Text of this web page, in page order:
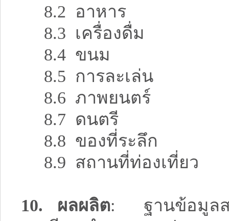
8.2 อาหาร
8.3 เครื่องดื่ม
8.4 ขนม
8.5 การละเล่น
8.6 ภาพยนตร์
8.7 ดนตรี
8.8 ของที่ระลึก
8.9 สถานที่ท่องเที่ยว
10. ผลผลิต: ฐานข้อมูลส